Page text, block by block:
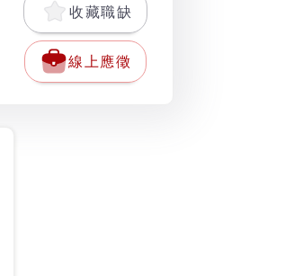
收藏職缺
線上應徵